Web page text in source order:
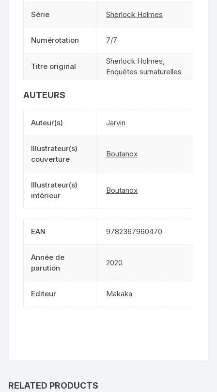
Série Sherlock Holmes
Numérotation 7/7
Titre original
Sherlock Holmes,
Enquêtes surnaturelles
AUTEURS
Auteur(s) Jarvin
Illustrateur(s)
couverture
Boutanox
Illustrateur(s)
intérieur
Boutanox
EAN 9782367960470
Année de
parution
2020
Editeur Makaka
RELATED PRODUCTS